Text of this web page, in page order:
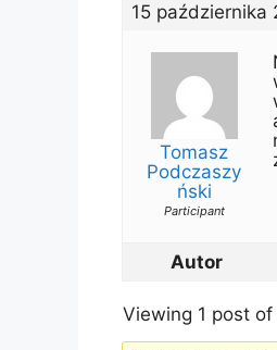
15 października
Tomasz
Podczaszy
ński
Participant
Autor
Viewing 1 post of